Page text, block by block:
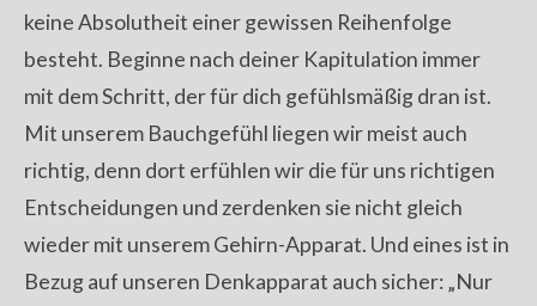
keine Absolutheit einer gewissen Reihenfolge
besteht. Beginne nach deiner Kapitulation immer
mit dem Schritt, der für dich gefühlsmäßig dran ist.
Mit unserem Bauchgefühl liegen wir meist auch
richtig, denn dort erfühlen wir die für uns richtigen
Entscheidungen und zerdenken sie nicht gleich
wieder mit unserem Gehirn-Apparat. Und eines ist in
Bezug auf unseren Denkapparat auch sicher: „Nur